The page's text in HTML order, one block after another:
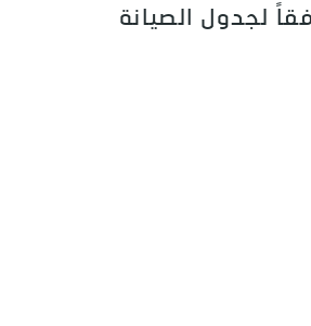
لجدول الصيانة